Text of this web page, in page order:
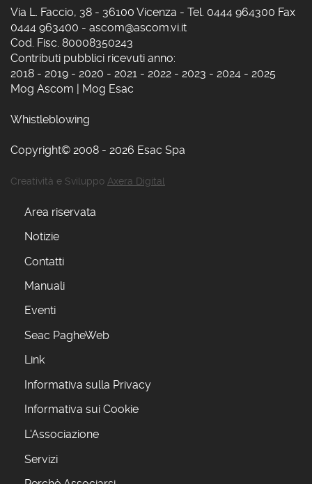
Via L. Faccio, 38 - 36100 Vicenza - Tel. 0444 964300 Fax
0444 963400 - ascom@ascom.vi.it
Cod. Fisc. 80008350243
Contributi pubblici ricevuti anno:
2018 - 2019 - 2020 - 2021 - 2022 - 2023 - 2024 - 2025
Mog Ascom | Mog Esac
Whistleblowing
Copyright© 2008 - 2026 Esac Spa
Creatività e Sviluppo Axera Digital
Area riservata
Notizie
Contatti
Manuali
Eventi
Seac PagheWeb
Link
Informativa sulla Privacy
Informativa sui Cookie
L'Associazione
Servizi